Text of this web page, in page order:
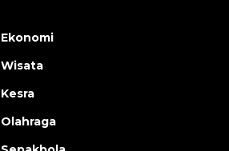
Ekonomi
Wisata
Kesra
Olahraga